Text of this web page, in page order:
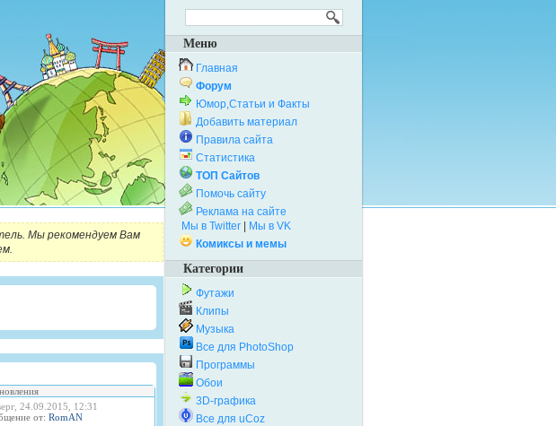
Мы рекомендуем Вам
24.09.2015, 12:31
от: RomAN
Меню
Главная
Форум
Юмор,Статьи и Факты
Добавить материал
Правила сайта
Статистика
ТОП Сайтов
Помочь сайту
Реклама на сайте
Мы в Twitter
Мы в VK
Комиксы и мемы
Категории
Футажи
Клипы
Музыка
Все для PhotoShop
Программы
Обои
3D-графика
Все для uCoz